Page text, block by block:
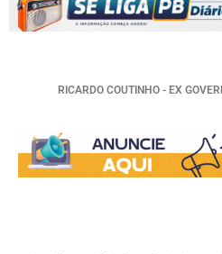
RICARDO COUTINHO - EX